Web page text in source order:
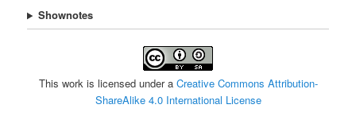
Shownotes
This work is licensed under a Creative Commons Attribution-
ShareAlike 4.0 International License